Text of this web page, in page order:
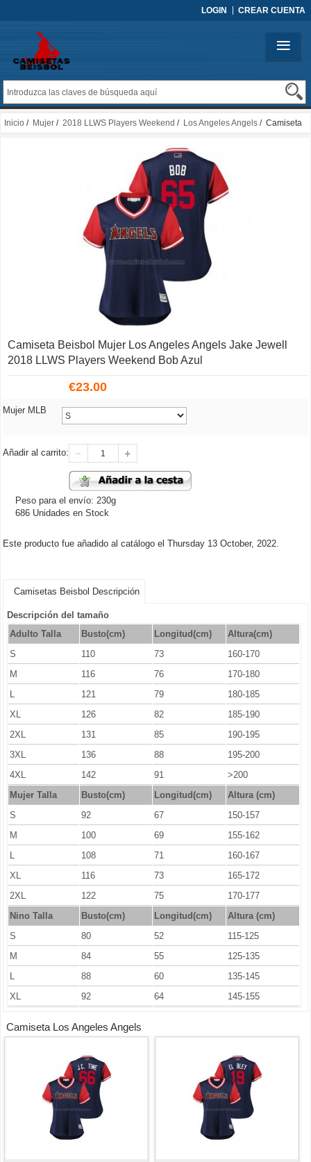
LOGIN CREAR CUENTA
Inicio / Mujer / 2018 LLWS Players Weekend / Los Angeles Angels / Camiseta
Camiseta Beisbol Mujer Los Angeles Angels Jake Jewell
2018 LLWS Players Weekend Bob Azul
€23.00
Mujer MLB
Añadir al carrito:
Peso para el envío: 230g
686 Unidades en Stock
Este producto fue añadido al catálogo el Thursday 13 October, 2022.
Camisetas Beisbol Descripción
Descripción del tamaño
Adulto Talla
Busto(cm) Longitud(cm)
Altura(cm)
S
110 73
160-170
M
116 76
170-180
L
121 79
180-185
XL
126 82
185-190
2XL
131 85
190-195
3XL
136 88
195-200
4XL
142 91
>200
Mujer Talla
Busto(cm) Longitud(cm)
Altura (cm)
S
92 67
150-157
M
100 69
155-162
L
108 71
160-167
XL
116 73
165-172
2XL
122 75
170-177
Nino Talla
Busto(cm) Longitud(cm)
Altura (cm)
S
80 52
115-125
M
84 55
125-135
L
88 60
135-145
XL
92 64 145-155
Camiseta Los Angeles Angels